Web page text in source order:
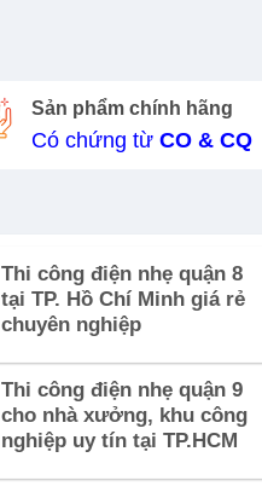
Sản phẩm chính hãng
Có chứng từ CO & CQ
Thi công điện nhẹ quận 8
tại TP. Hồ Chí Minh giá rẻ
chuyên nghiệp
Thi công điện nhẹ quận 9
cho nhà xưởng, khu công
nghiệp uy tín tại TP.HCM